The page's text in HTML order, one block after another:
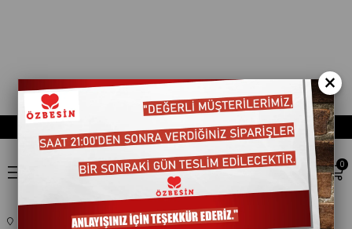
0
KOZMETIK CILT BAKIM 202012
×